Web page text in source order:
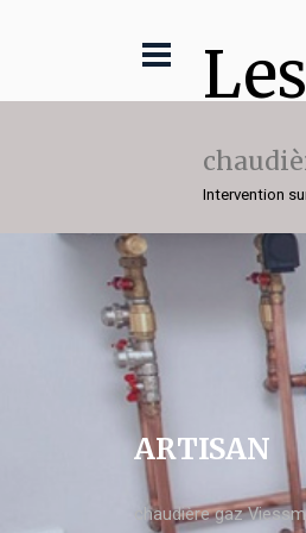
Intervention
ARTISAN
chaudière gaz